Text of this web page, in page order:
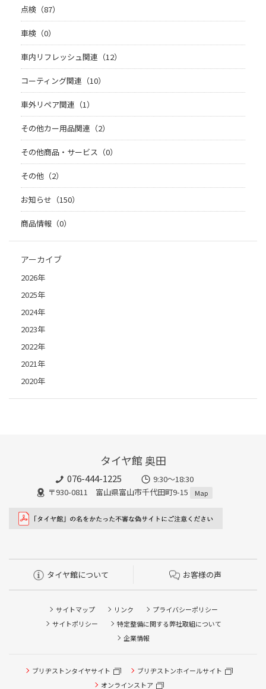
点検（87）
車検（0）
車内リフレッシュ関連（12）
コーティング関連（10）
車外リペア関連（1）
その他カー用品関連（2）
その他商品・サービス（0）
その他（2）
お知らせ（150）
商品情報（0）
アーカイブ
2026年
2025年
2024年
2023年
2022年
2021年
2020年
タイヤ館 奥田
076-444-1225
9:30～18:30
〒930-0811 富山県富山市千代田町9-15
Map
タイヤ館について お客様の声
サイトマップ リンク
プライバシーポリシー
サイトポリシー
特定整備に関する弊社取組について
企業情報
ブリヂストンタイヤサイト
ブリヂストンホイールサイト
オンラインストア